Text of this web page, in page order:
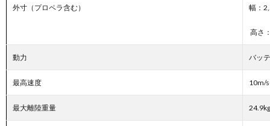
外寸（プロペラ含む） 幅：
高さ
動力 バッ
最高速度 10m/
最大離陸重量 24.9kg